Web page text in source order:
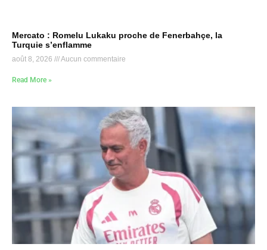
Mercato : Romelu Lukaku proche de Fenerbahçe, la
Turquie s’enflamme
août 8, 2026 Aucun commentaire
Read More »